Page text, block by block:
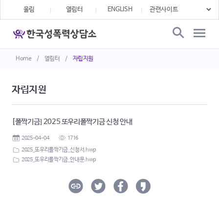
Home / 열림터 / 자립지원
울림 열림터 ENGLISH
자립지원
[폴짝기금] 2025 또우리폴짝기금 신청 안내
2025-04-04 1716
2025_또우리폴짝기금_신청서.hwp
2025_또우리폴짝기금_안내문.hwp